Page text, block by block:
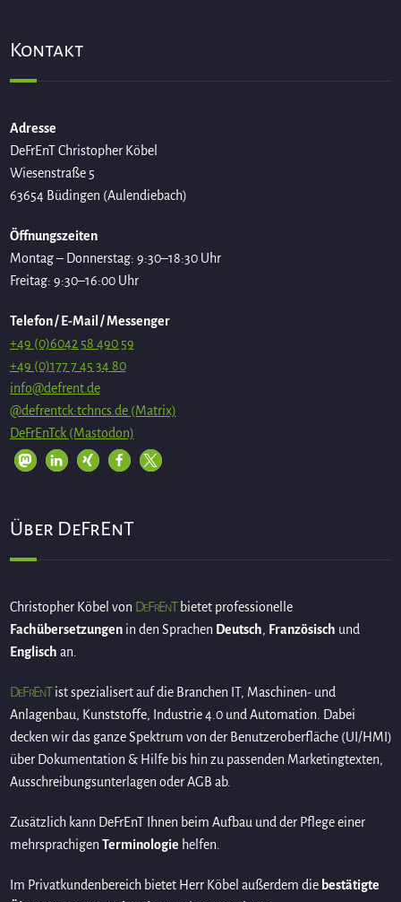
Kontakt
Adresse
DeFrEnT Christopher Köbel
Wiesenstraße 5
63654 Büdingen (Aulendiebach)
Öffnungszeiten
Montag – Donnerstag: 9:30–18:30 Uhr
Freitag: 9:30–16:00 Uhr
Telefon / E-Mail / Messenger
+49 (0)6042 58 490 59
+49 (0)177 7 45 34 80
info@defrent.de
@defrentck:tchncs.de (Matrix)
DeFrEnTck (Mastodon)
Über DeFrEnT
Christopher Köbel von DeFrEnTbietet professionelle
Fachübersetzungenin den Sprachen Deutsch, Französisch und
Englisch an.
DeFrEnTist spezialisert auf die Branchen IT, Maschinen- und
Anlagenbau, Kunststoffe, Industrie 4.0 und Automation. Dabei
decken wir das ganze Spektrum von der Benutzeroberfläche (UI/HMI)
über Dokumentation & Hilfe bis hin zu passenden Marketingtexten,
Ausschreibungsunterlagen oder AGB ab.
Zusätzlich kann DeFrEnT Ihnen beim Aufbau und der Pflege einer
mehrsprachigen Terminologie helfen.
Im Privatkundenbereich bietet Herr Köbel außerdem die bestätigte